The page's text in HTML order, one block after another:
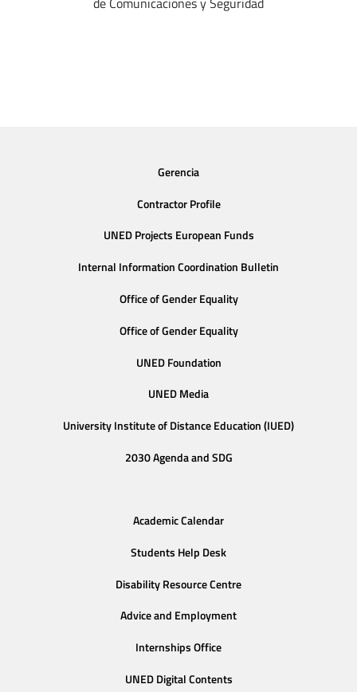
Gerencia
Contractor Profile
UNED Projects European Funds
Internal Information Coordination Bulletin
Office of Gender Equality
Office of Gender Equality
UNED Foundation
UNED Media
University Institute of Distance Education (IUED)
2030 Agenda and SDG
Academic Calendar
Students Help Desk
Disability Resource Centre
Advice and Employment
Internships Office
UNED Digital Contents